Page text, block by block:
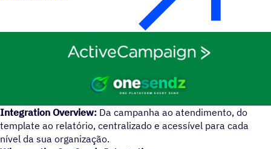
Integration Overview: Da campanha ao atendimento, do
template ao relatório, centralizado e acessível para cada
nível da sua organização.